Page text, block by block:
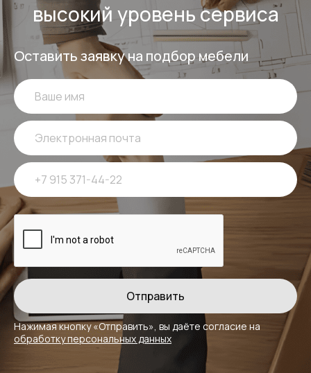
высокий уровень сервиса
Оставить заявку на подбор мебели
Нажимая кнопку «Отправить», вы даёте согласие на
обработку персональных данных